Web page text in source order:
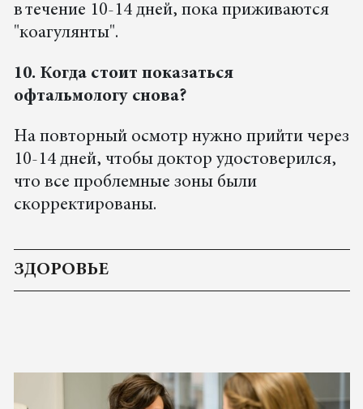
в течение 10-14 дней, пока приживаются
"коагулянты".
10. Когда стоит показаться
офтальмологу снова?
На повторный осмотр нужно прийти через
10-14 дней, чтобы доктор удостоверился,
что все проблемные зоны были
скорректированы.
ЗДОРОВЬЕ